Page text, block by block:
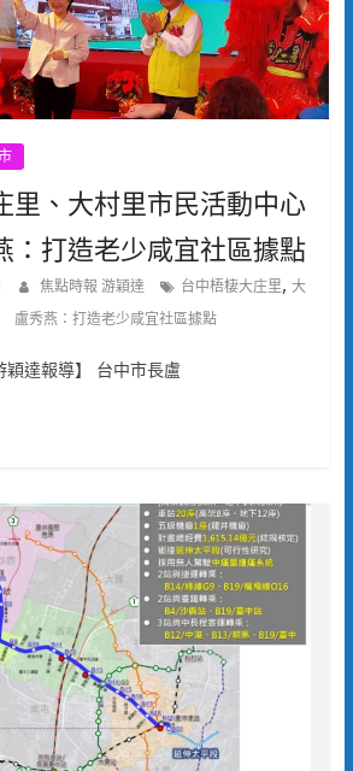
里、大村里市民活動中心
打造老少咸宜社區據點
焦點時報 游穎達 台中梧棲大庄里, 大
盧秀燕：打造老少咸宜社區據點
穎達報導】 台中市長盧